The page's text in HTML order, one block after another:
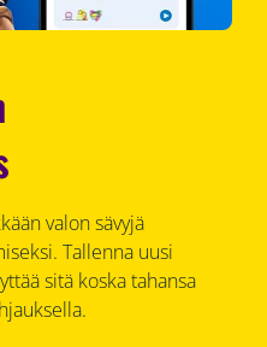
valon sävyjä
Tallenna uusi
sitä koska tahansa